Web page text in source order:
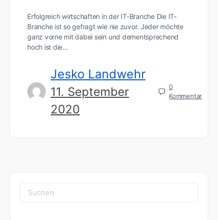
Erfolgreich wirtschaften in der IT-Branche Die IT-
Branche ist so gefragt wie nie zuvor. Jeder möchte
ganz vorne mit dabei sein und dementsprechend
hoch ist die…
Jesko Landwehr
11. September
2020
0
Kommentar
Suchen
nach: